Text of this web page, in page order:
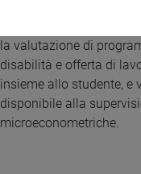
Supervisiono tesi
la valutazione di
disabilità e offerta di
insieme allo studente, e
disponibile alla
microeconometriche.